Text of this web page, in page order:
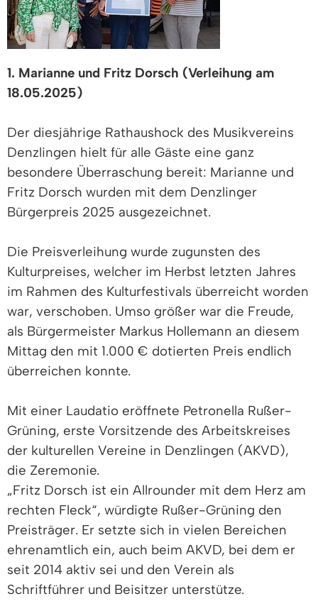
1. Marianne und Fritz Dorsch (Verleihung am
18.05.2025)
Der diesjährige Rathaushock des Musikvereins
Denzlingen hielt für alle Gäste eine ganz
besondere Überraschung bereit: Marianne und
Fritz Dorsch wurden mit dem Denzlinger
Bürgerpreis 2025 ausgezeichnet.
Die Preisverleihung wurde zugunsten des
Kulturpreises, welcher im Herbst letzten Jahres
im Rahmen des Kulturfestivals überreicht worden
war, verschoben. Umso größer war die Freude,
als Bürgermeister Markus Hollemann an diesem
Mittag den mit 1.000 € dotierten Preis endlich
überreichen konnte.
Mit einer Laudatio eröffnete Petronella Rußer-
Grüning, erste Vorsitzende des Arbeitskreises
der kulturellen Vereine in Denzlingen (AKVD),
die Zeremonie.
„Fritz Dorsch ist ein Allrounder mit dem Herz am
rechten Fleck“, würdigte Rußer-Grüning den
Preisträger. Er setzte sich in vielen Bereichen
ehrenamtlich ein, auch beim AKVD, bei dem er
seit 2014 aktiv sei und den Verein als
Schriftführer und Beisitzer unterstütze.